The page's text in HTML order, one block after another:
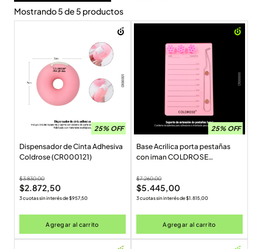
Mostrando5de 5 productos
25% OFF
Dispensador de Cinta Adhesiva
Coldrose (CR000121)
$3.830,00
$2.872,50
3 cuotas sin interés de$957,50
Agregar al carrito
25% OFF
Base Acrilica porta pestañas
con iman COLDROSE
$7.260,00
$5.445,00
3 cuotas sin interés de$1.815,00
Agregar al carrito